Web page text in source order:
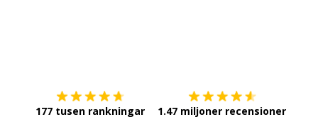
177 tusen rankningar 1.47 miljoner recensioner